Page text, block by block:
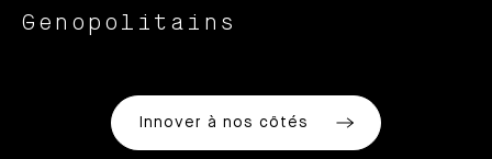
Genopolitains
Innover à nos côtés